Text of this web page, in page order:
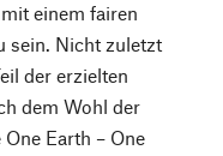
einem fairen
sein. Nicht zuletzt
der erzielten
dem Wohl der
Earth – One